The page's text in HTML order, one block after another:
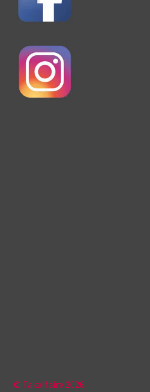
© Takalfaire 2026